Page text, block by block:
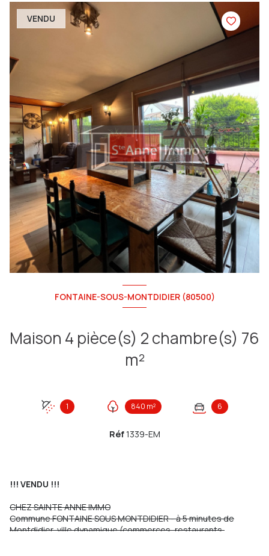
VENDU
FONTAINE-SOUS-MONTDIDIER (80500)
Maison 4 pièce(s) 2 chambre(s) 76
m²
1 840 m² 6
Réf1339-EM
!!! VENDU !!!
CHEZ SAINTE ANNE IMMO
Commune FONTAINE SOUS MONTDIDIER - à 5 minutes de
Montdidier, ville dynamique (commerces, restaurants,